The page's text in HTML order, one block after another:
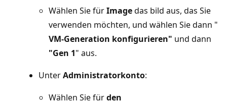
Wählen Sie fürImagedas bild aus, das Sie
verwenden möchten, und wählen Sie dann "
VM-Generation konfigurieren" und dann
"Gen 1" aus.
UnterAdministratorkonto:
Wählen Sie fürden